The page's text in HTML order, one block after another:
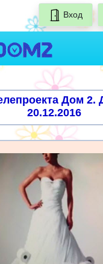
Вход
Дом 2.
20.12.2016